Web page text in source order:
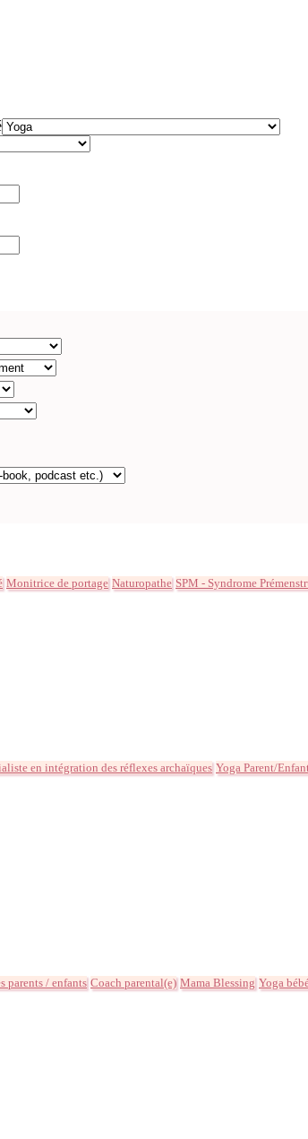
Monitrice de portage Naturopathe SPM - Syndrome
en intégration des réflexes archaïques Yoga Parent/
parents / enfants Coach parental(e) Mama Blessing Yoga